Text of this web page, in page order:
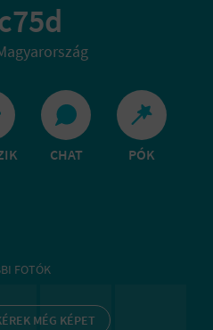
CHAT PÓK
FOTÓK
MÉG KÉPET